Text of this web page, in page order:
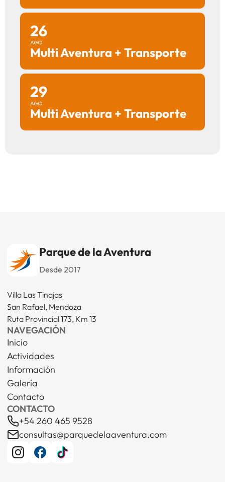
26
AGO
Multi Aventura + Transporte
29
AGO
Multi Aventura + Transporte
Parque de la Aventura
Desde 2017
Villa Las Tinajas
San Rafael, Mendoza
Ruta Provincial 173, Km 13
NAVEGACIÓN
Inicio
Actividades
Información
Galería
Contacto
CONTACTO
+54 260 465 9528
consultas@parquedelaaventura.com